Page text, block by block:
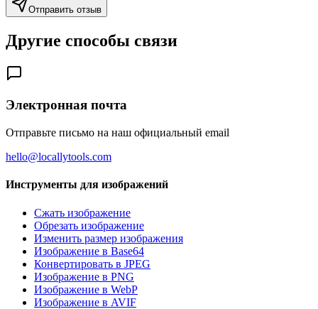
Отправить отзыв
Другие способы связи
Электронная почта
Отправьте письмо на наш официальный email
hello@locallytools.com
Инструменты для изображений
Сжать изображение
Обрезать изображение
Изменить размер изображения
Изображение в Base64
Конвертировать в JPEG
Изображение в PNG
Изображение в WebP
Изображение в AVIF